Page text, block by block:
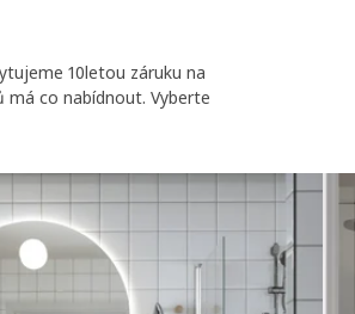
10letou záruku na
má co nabídnout. Vyberte